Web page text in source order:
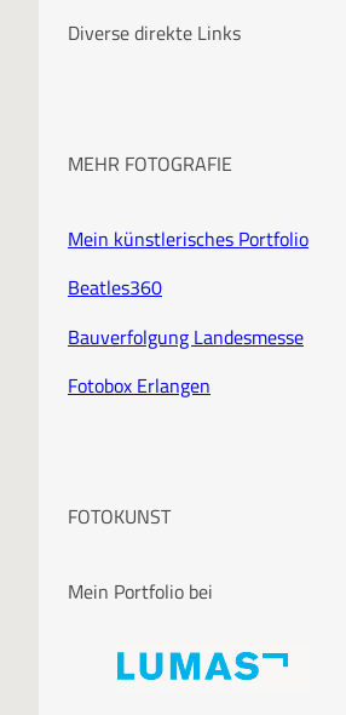
iDiverse direkte Links
MEHR FOTOGRAFIE
Mein künstlerisches Portfolio
Beatles360
Bauverfolgung Landesmesse
Fotobox Erlangen
FOTOKUNST
Mein Portfolio bei